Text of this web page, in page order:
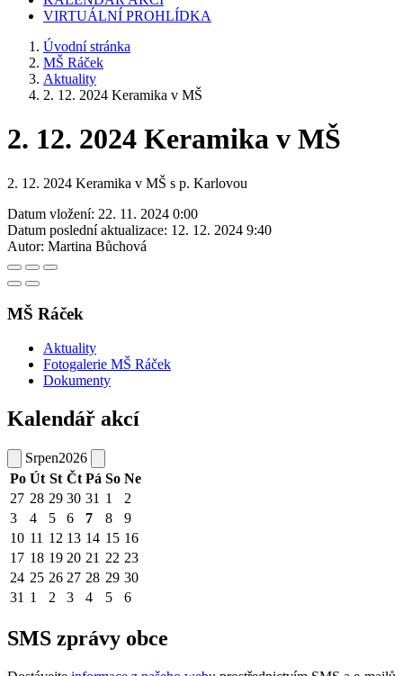
VIRTUÁLNÍ PROHLÍDKA
Úvodní stránka
MŠ Ráček
Aktuality
2. 12. 2024 Keramika v MŠ
2. 12. 2024 Keramika v MŠ
2. 12. 2024 Keramika v MŠ s p. Karlovou
Datum vložení: 22. 11. 2024 0:00
Datum poslední aktualizace: 12. 12. 2024 9:40
Autor: Martina Bůchová
MŠ Ráček
Aktuality
Fotogalerie MŠ Ráček
Dokumenty
Kalendář akcí
Srpen2026
Po Út St Čt Pá So Ne
27 28 29 30 31 1
2
3
4 5 6 7 8
9
10 11 12 13 14 15 16
17 18 19 20 21 22 23
24 25 26 27 28 29 30
31 1 2 3 4 5 6
SMS zprávy obce